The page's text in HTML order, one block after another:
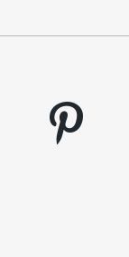
pinterest